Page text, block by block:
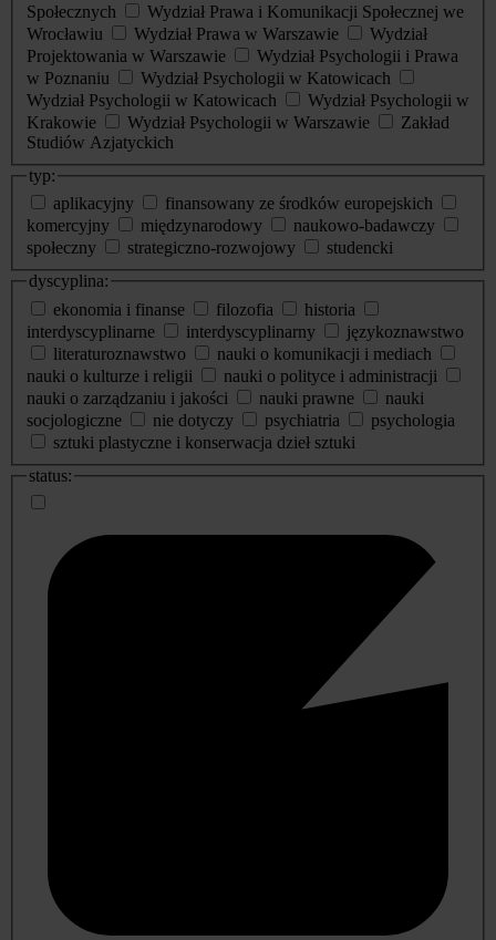
Społecznych
Wydział Prawa i Komunikacji Społecznej we
Wrocławiu
Wydział Prawa w Warszawie
Wydział
Projektowania w Warszawie
Wydział Psychologii i Prawa
w Poznaniu
Wydział Psychologii w Katowicach
Wydział Psychologii w Katowicach
Wydział Psychologii w
Krakowie
Wydział Psychologii w Warszawie
Zakład
Studiów Azjatyckich
typ:
aplikacyjny
finansowany ze środków europejskich
komercyjny
międzynarodowy
naukowo-badawczy
społeczny
strategiczno-rozwojowy
studencki
dyscyplina:
ekonomia i finanse
filozofia
historia
interdyscyplinarne
interdyscyplinarny
językoznawstwo
literaturoznawstwo
nauki o komunikacji i mediach
nauki o kulturze i religii
nauki o polityce i administracji
nauki o zarządzaniu i jakości
nauki prawne
nauki
socjologiczne
nie dotyczy psychiatria
psychologia
sztuki plastyczne i konserwacja dzieł sztuki
status: